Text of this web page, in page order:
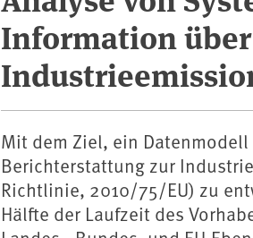
Information über
Mit dem Ziel, ein
Berichterstattung zur
Richtlinie, 2010/75/EU) zu
Hälfte der Laufzeit des